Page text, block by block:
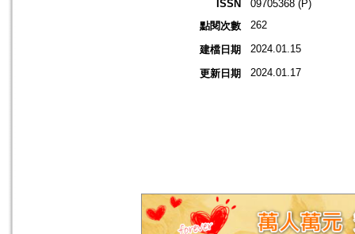
ISSN
09705368 (P)
點閱次數
262
建檔日期 2024.01.15
更新日期 2024.01.17